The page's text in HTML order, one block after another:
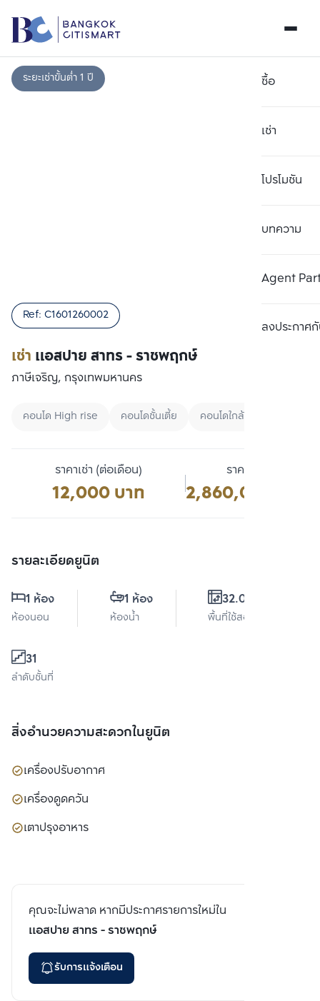
ซื้อ
เช่า
โปรโมชัน
บทความ
Agent
ลงประกาศกั
ระยะเช่าขั้นต่ำ 1 ปี
เช่า แอสปาย สาทร - ราชพฤกษ์
Ref: C1601260002
ภาษีเจริญ, กรุงเทพมหานคร
คอนโด High rise คอนโดชั้นเตี้ย คอนโดใกล้มหาลัย
ราคาขาย
2,860,000 บาท
ราคาเช่า (ต่อเดือน)
12,000 บาท
รายละเอียดยูนิต
1 ห้อง
ห้องนอน
1 ห้อง
ห้องน้ำ
32.09 ตร.ม.
พื้นที่ใช้สอย
31
ลำดับชั้นที่
สิ่งอำนวยความสะดวกในยูนิต
เครื่องปรับอากาศ
เครื่องดูดควัน
เตาปรุงอาหาร
คุณจะไม่พลาด หากมีประกาศรายการใหม่ใน
แอสปาย สาทร - ราชพฤกษ์
รับการแจ้งเตือน
เปรียบเทียบ